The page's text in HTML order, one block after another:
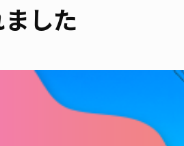
した